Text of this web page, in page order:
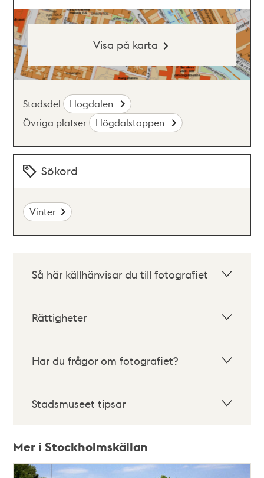
Visa på karta
Stadsdel: Högdalen
Övriga platser: Högdalstoppen
Sökord
Vinter
Så här källhänvisar du till fotografiet
Rättigheter
Har du frågor om fotografiet?
Stadsmuseet tipsar
Mer i Stockholmskällan
Relaterade